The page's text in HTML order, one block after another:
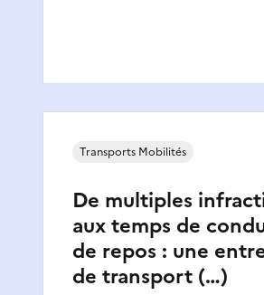
De multiples
aux temps de
de repos : une
de transport (…)
Transports Mobilités